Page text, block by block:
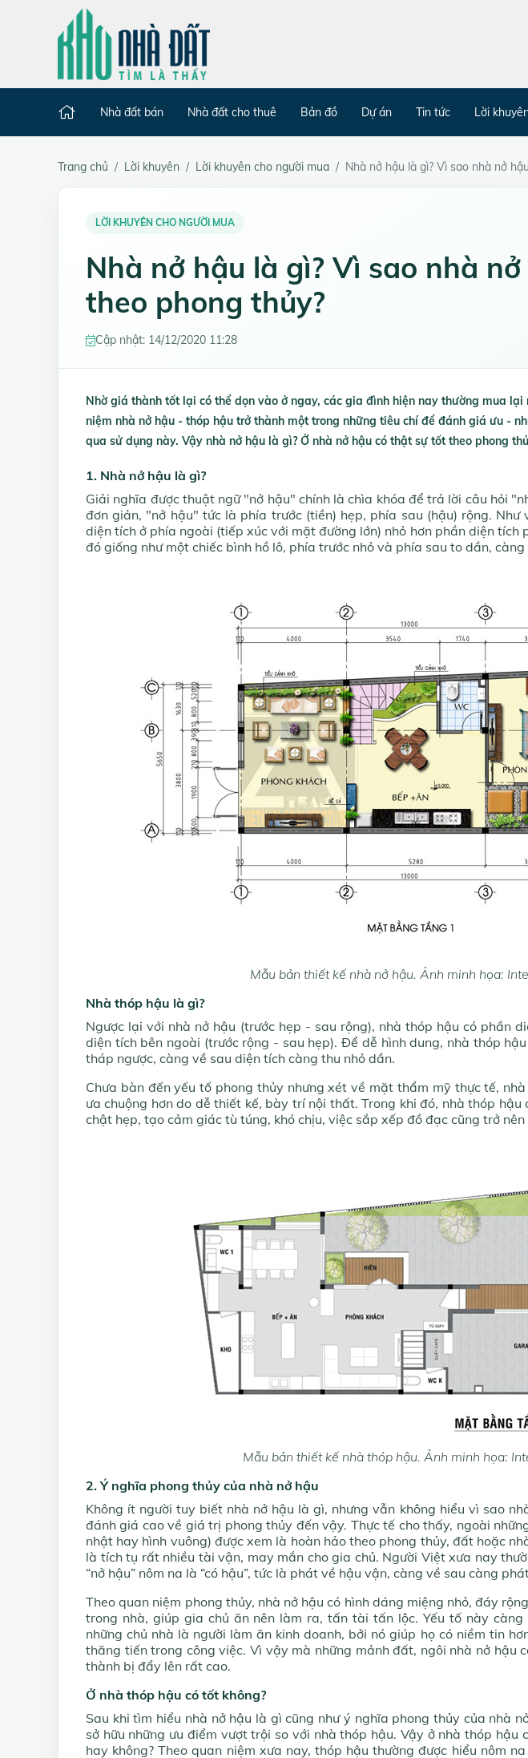
Nhà đất bán Nhà đất cho thuê Bản đồ Dự án Tin tức Lời
Trang chủ Lời khuyên Lời khuyên cho người mua Nhà nở hậu là gì? Vì sao nhà nở
LỜI KHUYÊN CHO NGƯỜI MUA
Nhà nở hậu là gì? Vì sao nhà
theo phong thủy?
Cập nhật: 14/12/2020 11:28
Nhờ giá thành tốt lại có thể dọn vào ở ngay, các gia đình hiện nay thường mua lại
niệm nhà nở hậu - thóp hậu trở thành một trong những tiêu chí để đánh giá ưu -
qua sử dụng này. Vậy nhà nở hậu là gì? Ở nhà nở hậu có thật sự tốt theo phong
1. Nhà nở hậu là gì?
Giải nghĩa được thuật ngữ "nở hậu" chính là chìa khóa để trả lời câu hỏi
đơn giản, "nở hậu" tức là phía trước (tiền) hẹp, phía sau (hậu) rộng. Như
diện tích ở phía ngoài (tiếp xúc với mặt đường lớn) nhỏ hơn phần diện tích
đó giống như một chiếc bình hồ lô, phía trước nhỏ và phía sau to dần,
Mẫu bản thiết kế nhà nở hậu. Ảnh minh họa:
Nhà thóp hậu là gì?
Ngược lại với nhà nở hậu (trước hẹp - sau rộng), nhà thóp hậu có phần
diện tích bên ngoài (trước rộng - sau hẹp). Để dễ hình dung, nhà thóp
tháp ngược, càng về sau diện tích càng thu nhỏ dần.
Chưa bàn đến yếu tố phong thủy nhưng xét về mặt thẩm mỹ thực tế,
ưa chuộng hơn do dễ thiết kế, bày trí nội thất. Trong khi đó, nhà thóp
chật hẹp, tạo cảm giác tù túng, khó chịu, việc sắp xếp đồ đạc cũng trở
Mẫu bản thiết kế nhà thóp hậu. Ảnh minh họa:
2. Ý nghĩa phong thủy của nhà nở hậu
Không ít người tuy biết nhà nở hậu là gì, nhưng vẫn không hiểu vì sao
đánh giá cao về giá trị phong thủy đến vậy. Thực tế cho thấy, ngoài
nhật hay hình vuông) được xem là hoàn hảo theo phong thủy, đất hoặc
là tích tụ rất nhiều tài vận, may mắn cho gia chủ. Người Việt xưa nay
“nở hậu” nôm na là “có hậu”, tức là phát về hậu vận, càng về sau càng
Theo quan niệm phong thủy, nhà nở hậu có hình dáng miệng nhỏ, đáy
trong nhà, giúp gia chủ ăn nên làm ra, tấn tài tấn lộc. Yếu tố này
những chủ nhà là người làm ăn kinh doanh, bởi nó giúp họ có niềm tin
thăng tiến trong công việc. Vì vậy mà những mảnh đất, ngôi nhà nở hậu
thành bị đẩy lên rất cao.
Ở nhà thóp hậu có tốt không?
Sau khi tìm hiểu nhà nở hậu là gì cũng như ý nghĩa phong thủy của nhà
sở hữu những ưu điểm vượt trội so với nhà thóp hậu. Vậy ở nhà thóp hậu
hay không? Theo quan niệm xưa nay, thóp hậu thường được hiểu nôm